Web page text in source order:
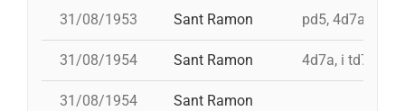
31/08/1953 Sant Ramon pd5, 4d7ac, id
31/08/1954 Sant Ramon 4d7a, i td7
31/08/1954 Sant Ramon